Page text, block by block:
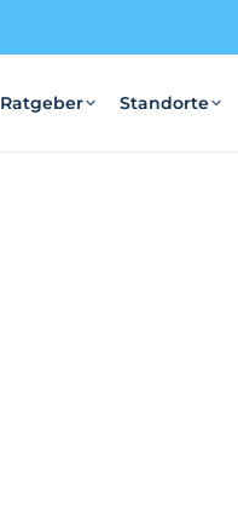
Ratgeber Standorte